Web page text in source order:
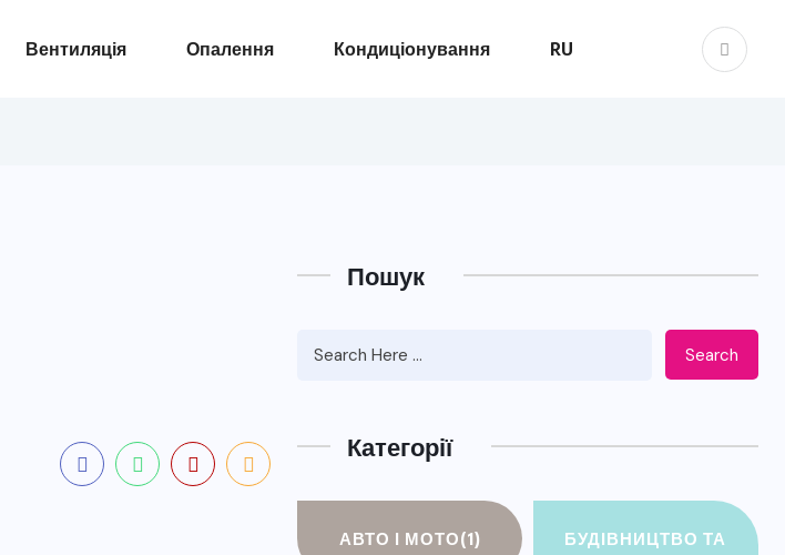
Вентиляція Опалення Кондиціонування RU
Пошук
Search
Категорії
АВТО І МОТО(1)
БУДІВНИЦТВО ТА